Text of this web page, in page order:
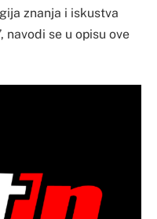
znanja i iskustva
navodi se u opisu ove